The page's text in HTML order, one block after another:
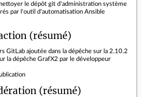
le dépôt git d'administration système
par l'outil d'automatisation Ansible
(résumé)
GitLab ajoutée dans la dépêche sur la 2.10.2
la dépêche GrafX2 par le développeur
(résumé)